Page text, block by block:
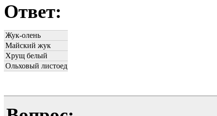
Ответ:
Жук-олень
Майский жук
Хрущ белый
Ольховый листоед